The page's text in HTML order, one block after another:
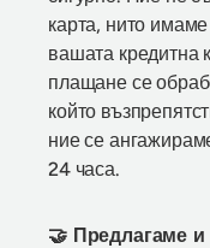
карта, нито
вашата кредитна
плащане се
който
ние се
24 часа.
🤝 Предлагаме